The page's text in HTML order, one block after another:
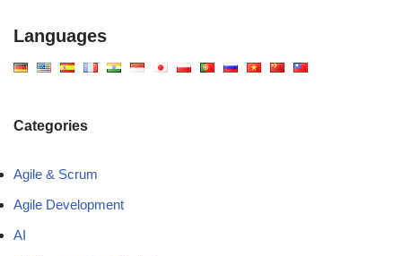
Languages
Categories
Agile & Scrum
Agile Development
AI